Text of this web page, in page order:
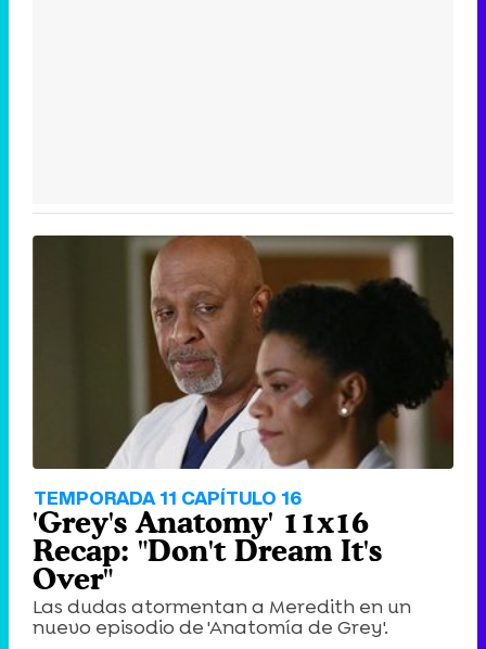
TEMPORADA 11 CAPÍTULO 16
'Grey's Anatomy' 11x16
Recap: "Don't Dream It's
Over"
Las dudas atormentan a Meredith en un
nuevo episodio de 'Anatomía de Grey'.